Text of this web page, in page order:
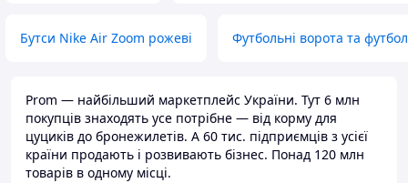
Бутси Nike Air Zoom рожеві Футбольні ворота та
Prom — найбільший маркетплейс України. Тут 6 млн
покупців знаходять усе потрібне — від корму для
цуциків до бронежилетів. А 60 тис. підприємців з усієї
країни продають і розвивають бізнес. Понад 120 млн
товарів в одному місці.